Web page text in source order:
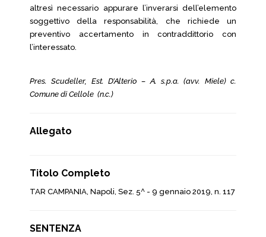
altresì necessario appurare l’inverarsi dell’elemento
soggettivo della responsabilità, che richiede un
preventivo accertamento in contraddittorio con
l’interessato.
Pres. Scudeller, Est. D’Alterio – A. s.p.a. (avv. Miele) c.
Comune di Cellole (n.c.)
Allegato
Titolo Completo
TAR CAMPANIA, Napoli, Sez. 5^ - 9 gennaio 2019, n. 117
SENTENZA